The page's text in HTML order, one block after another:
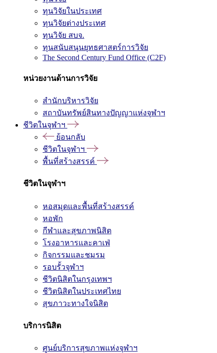
ทุนวิจัยในประเทศ
ทุนวิจัยต่างประเทศ
ทุนวิจัย สบจ.
ทุนสนับสนุนยุทธศาสตร์การวิจัย
The Second Century Fund Office (C2F)
หน่วยงานด้านการวิจัย
สำนักบริหารวิจัย
สถาบันทรัพย์สินทางปัญญาแห่งจุฬาฯ
ชีวิตในจุฬาฯ
ย้อนกลับ
ชีวิตในจุฬาฯ
พื้นที่สร้างสรรค์
ชีวิตในจุฬาฯ
หอสมุดและพื้นที่สร้างสรรค์
หอพัก
กีฬาและสุขภาพนิสิต
โรงอาหารและคาเฟ่
กิจกรรมและชมรม
รอบรั้วจุฬาฯ
ชีวิตนิสิตในกรุงเทพฯ
ชีวิตนิสิตในประเทศไทย
สุขภาวะทางใจนิสิต
บริการนิสิต
ศูนย์บริการสุขภาพแห่งจุฬาฯ